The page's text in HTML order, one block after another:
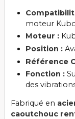
moteur
Moteur :
Position :
Référence
Fonction :
des
Fabriqué en
caoutchouc